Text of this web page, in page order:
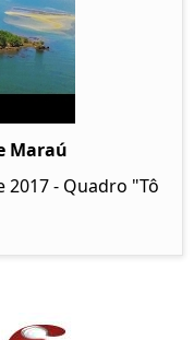
Maraú
2017 - Quadro "Tô